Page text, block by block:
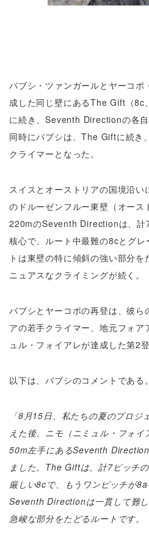
バブシ・ツァンガールとヤーコ
成した同じ壁にあるThe Gift（8c
に続き、Seventh Directionの各自
同時にバブシは、The Giftに続き
クライマーとなった。
スイスとオーストリアの国境沿
のドルーゼンフルー東壁（オー
220mのSeventh Directionは、計
核心で、ルート中最難の8cとグ
トは東壁の特に傾斜の強い部分
ニュアスなクライミングが続く。
バブシとヤーコポの再登は、彼ら
アの若手クライマー、地元フォア
ュル・フォイアレが達成した第2
以下は、バブシのコメントである。
「8月15日、私たちの夏のプロ
えた後、ニモ（ニミュル・フォ
50m左手にあるSeventh
ました。 The Giftは、計7ピッチ
厳しい8cで、もうワンピッチが
Seventh Directionは一貫して難
急峻な部分をたどるルートです。